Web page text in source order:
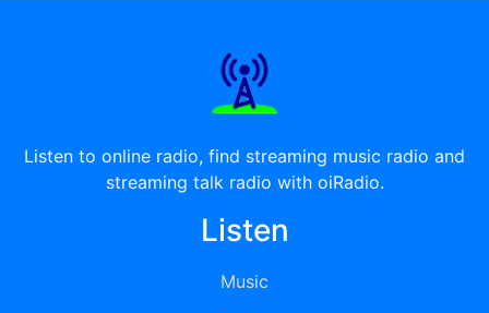
Listen to online radio, find streaming music radio and
streaming talk radio with oiRadio.
Listen
Music